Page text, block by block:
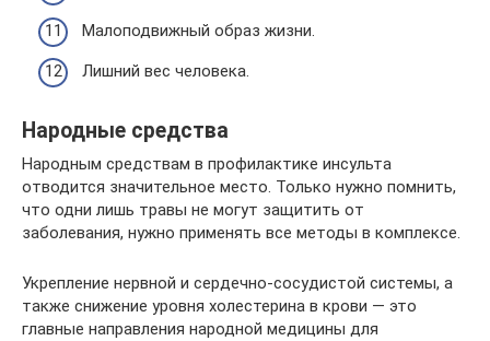
Малоподвижный образ жизни.
Лишний вес человека.
Народные средства
Народным средствам в профилактике инсульта
отводится значительное место. Только нужно помнить,
что одни лишь травы не могут защитить от
заболевания, нужно применять все методы в комплексе.
Укрепление нервной и сердечно-сосудистой системы, а
также снижение уровня холестерина в крови — это
главные направления народной медицины для